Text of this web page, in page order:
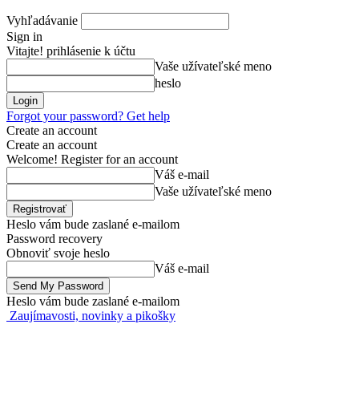
Vyhľadávanie
Sign in
Vitajte! prihlásenie k účtu
Vaše užívateľské meno
heslo
Forgot your password? Get help
Create an account
Create an account
Welcome! Register for an account
Váš e-mail
Vaše užívateľské meno
Heslo vám bude zaslané e-mailom
Password recovery
Obnoviť svoje heslo
Váš e-mail
Heslo vám bude zaslané e-mailom
Zaujímavosti, novinky a pikošky